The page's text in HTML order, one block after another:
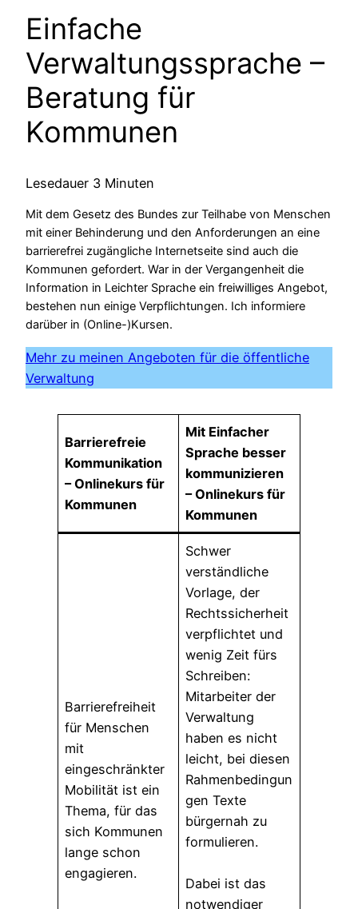
Einfache
Verwaltungssprache –
Beratung für
Kommunen
Lesedauer 3 Minuten
Mit dem Gesetz des Bundes zur Teilhabe von Menschen
mit einer Behinderung und den Anforderungen an eine
barrierefrei zugängliche Internetseite sind auch die
Kommunen gefordert. War in der Vergangenheit die
Information in Leichter Sprache ein freiwilliges Angebot,
bestehen nun einige Verpflichtungen. Ich informiere
darüber in (Online-)Kursen.
Mehr zu meinen Angeboten für die öffentliche
Verwaltung
Barrierefreie
Kommunikation
– Onlinekurs für
Kommunen
Mit Einfacher
Sprache besser
kommunizieren
– Onlinekurs für
Kommunen
Barrierefreiheit
für Menschen
mit
eingeschränkter
Mobilität ist ein
Thema, für das
sich Kommunen
lange schon
engagieren.
Schwer
verständliche
Vorlage, der
Rechtssicherheit
verpflichtet und
wenig Zeit fürs
Schreiben:
Mitarbeiter der
Verwaltung
haben es nicht
leicht, bei diesen
Rahmenbedingun
gen Texte
bürgernah zu
formulieren.
Dabei ist das
notwendiger